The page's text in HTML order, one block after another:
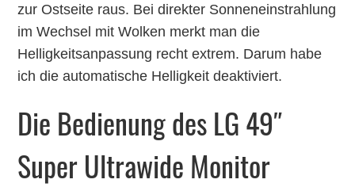
zur Ostseite raus. Bei direkter Sonneneinstrahlung
im Wechsel mit Wolken merkt man die
Helligkeitsanpassung recht extrem. Darum habe
ich die automatische Helligkeit deaktiviert.
Die Bedienung des LG 49″
Super Ultrawide Monitor